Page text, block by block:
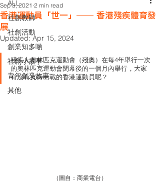
ALL
社創教師
社創活動
創業知多啲
社創小故事
青年創業故事
其他
香港運動員「世一」—— 香港殘疾體育發
展
Sep 3, 2021 2 min read
Updated:Apr 15, 2024
殘疾人奧林匹克運動會（殘奧）在每4年舉行一次
的奧林匹克運動會閉幕後的一個月內舉行，大家
有沒有支持出戰的香港運動員呢？
（圖自：商業電台）